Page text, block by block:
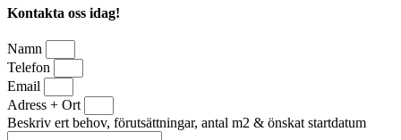
Kontakta oss idag!
Namn
Telefon
Email
Adress + Ort
Beskriv ert behov, förutsättningar, antal m2 & önskat startdatum